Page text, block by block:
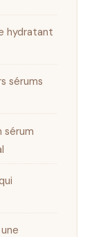
hydratant
sérums
sérum